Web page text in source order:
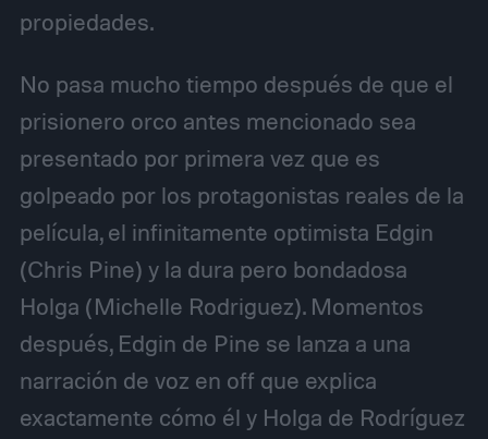
propiedades.
No pasa mucho tiempo después de que el
prisionero orco antes mencionado sea
presentado por primera vez que es
golpeado por los protagonistas reales de la
película, el infinitamente optimista Edgin
(Chris Pine) y la dura pero bondadosa
Holga (Michelle Rodriguez). Momentos
después, Edgin de Pine se lanza a una
narración de voz en off que explica
exactamente cómo él y Holga de Rodríguez